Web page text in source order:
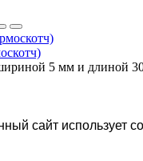
5 мм и длиной
сайт использует